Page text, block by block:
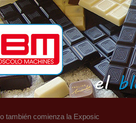
también comienza la Exposic